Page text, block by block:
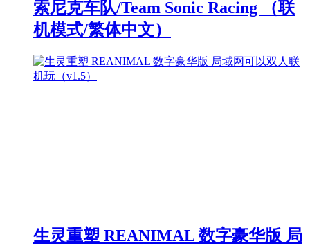
索尼克车队/Team Sonic Racing （联
机模式/繁体中文）
生灵重塑 REANIMAL 数字豪华版 局